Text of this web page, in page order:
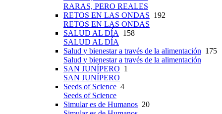
RARAS, PERO REALES
RETOS EN LAS ONDAS 192
RETOS EN LAS ONDAS
SALUD AL DÍA
158
SALUD AL DÍA
Salud y bienestar a través de la alimentación 175
Salud y bienestar a través de la alimentación
SAN JUNÍPERO 1
SAN JUNÍPERO
Seeds of Science 4
Seeds of Science
Simular es de Humanos 20